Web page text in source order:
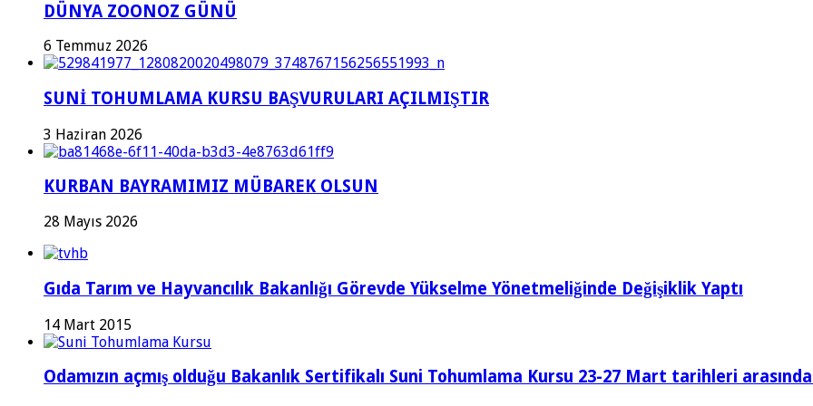
DÜNYA ZOONOZ GÜNÜ
6 Temmuz 2026
SUNİ TOHUMLAMA KURSU BAŞVURULARI AÇILMIŞTIR
3 Haziran 2026
KURBAN BAYRAMIMIZ MÜBAREK OLSUN
28 Mayıs 2026
Gıda Tarım ve Hayvancılık Bakanlığı Görevde Yükselme Yönetmeliğinde Değişiklik Yaptı
14 Mart 2015
Odamızın açmış olduğu Bakanlık Sertifikalı Suni Tohumlama Kursu 23-27 Mart tarihleri